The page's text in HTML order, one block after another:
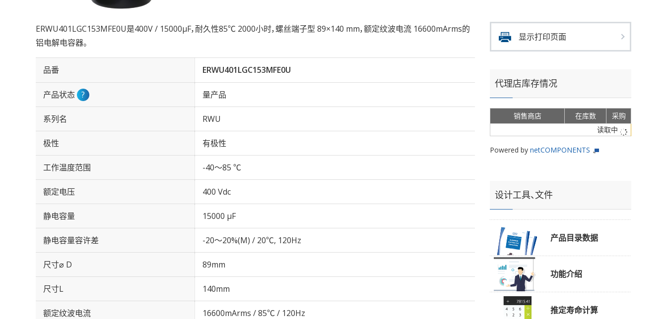
ERWU401LGC153MFE0U是400V / 15000µF，耐久性85℃ 2000小时，螺丝端子型 89×140 mm，额定纹波电流 16600mArms的
铝电解电容器。
品番 ERWU401LGC153MFE0U
产品状态 ? 量产品
系列名 RWU
极性 有极性
工作温度范围 -40～85 ℃
额定电压 400 Vdc
静电容量 15000 µF
静电容量容许差 -20～20%(M) / 20℃, 120Hz
尺寸⌀ D 89mm
尺寸L 140mm
额定纹波电流 16600mArms / 85℃ / 120Hz
显示打印页面
代理店库存情况
销售商店 在库数
采购
读取中
Powered by netCOMPONENTS
设计工具、文件
产品目录数据
功能介绍
推定寿命计算